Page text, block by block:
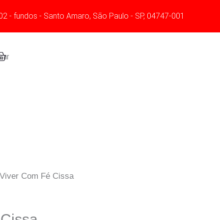
- fundos - Santo Amaro, São Paulo - SP, 04747-001
Com Fé Cissa